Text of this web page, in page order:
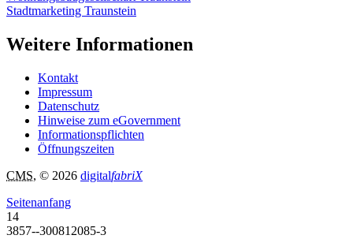
Stadtmarketing Traunstein
Weitere Informationen
Kontakt
Impressum
Datenschutz
Hinweise zum eGovernment
Informationspflichten
Öffnungszeiten
CMS, © 2026 digitalfabriX
Seitenanfang
14
3857--300812085-3